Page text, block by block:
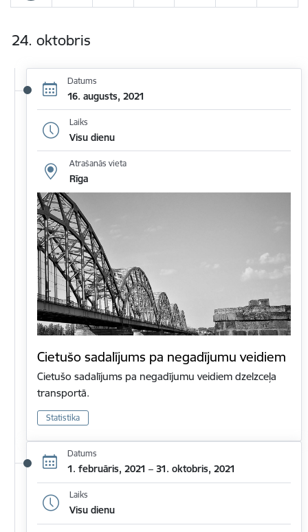
24. oktobris
Datums
16. augusts, 2021
Laiks
Visu dienu
Atrašanās vieta
Rīga
Cietušo sadalījums pa negadījumu veidiem
Cietušo sadalījums pa negadījumu veidiem dzelzceļa
transportā.
Statistika
Datums
1. februāris, 2021 – 31. oktobris, 2021
Laiks
Visu dienu